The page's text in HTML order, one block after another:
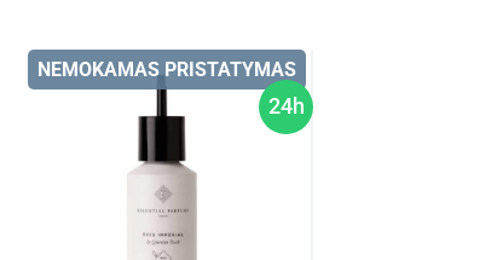
24h
NEMOKAMAS PRISTATYMAS